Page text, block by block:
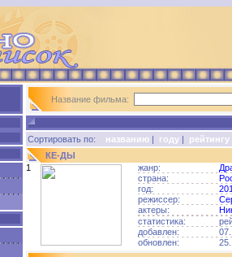
Название фильма:
Сортировать по: названию | году | рейтингу
КЕ-ДЫ
1
жанр:
страна:
год:
режиссер:
актеры:
статистика:
добавлен:
обновлен: